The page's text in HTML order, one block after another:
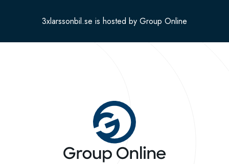
3xlarssonbil.se is hosted by Group Online